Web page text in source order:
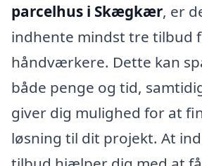
parcelhus i Skægkær, er
indhente mindst tre tilbud
håndværkere. Dette kan
både penge og tid,
giver dig mulighed for at
løsning til dit projekt. At